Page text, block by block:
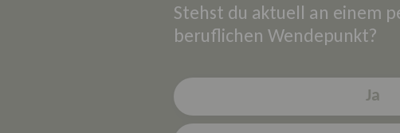
Stehst du aktuell an einem
beruflichen Wendepunkt?
Ja